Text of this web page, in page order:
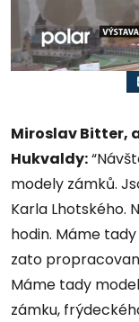
Miroslav Bitter,
Hukvaldy:
modely zámků.
Karla Lhotského.
hodin. Máme
zato
Máme tady
zámku,